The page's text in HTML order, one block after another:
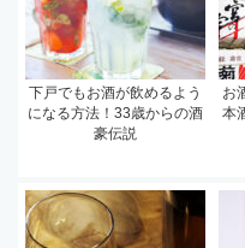
下戸でもお酒が飲めるよう
になる方法！33歳からの酒
豪伝説
お
本